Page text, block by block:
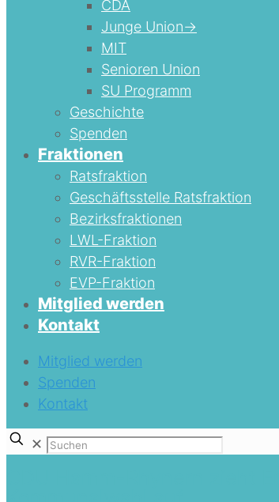
CDA
Junge Union->
MIT
Senioren Union
SU Programm
Geschichte
Spenden
Fraktionen
Ratsfraktion
Geschäftsstelle Ratsfraktion
Bezirksfraktionen
LWL-Fraktion
RVR-Fraktion
EVP-Fraktion
Mitglied werden
Kontakt
Mitglied werden
Spenden
Kontakt
✕